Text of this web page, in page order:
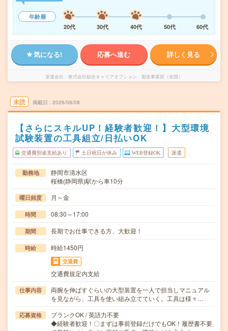
年齢層
20代
30代 40代 50代 60代
気になる! 応募へ進む 詳しく見る
派遣会社 株式会社綜合キャリアオプション 製造事業部（全国）
未読 掲載日 2026/08/08
【さらにスキルUP！経験者歓迎！】大型環境
試験装置の工具組立/日払いOK
交通費別途支給あり 土日祝日が休み WEB登録OK 派遣
勤務地
静岡市清水区
桜橋(静岡県)駅から車10分
曜日頻度 月～金
時間 08:30～17:00
期間 長期でお仕事できる方、大歓迎！
時給 時給1450円
交通費
交通費規定内支給
仕事内容
両腕を伸ばすぐらいの大型装置を一人で担当しマニュアル
を見ながら、工具を使い組み立てていく。工具は様々…
応募資格
ブランクOK / 英語力不要
◆経験者歓迎！〇まずは事前登録だけでもOK！履歴書不要